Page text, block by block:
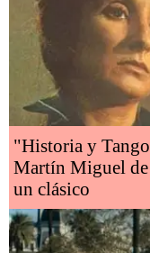
"Historia y
Martín Miguel de
un clásico